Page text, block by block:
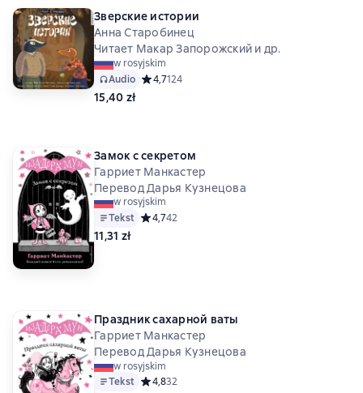
Зверские истории
Анна Старобинец
Читает Макар Запорожский и др.
w rosyjskim
Audio Средний рейтинг 4,7 на основе 124 оценок
4,7124
15,40 zł
Замок с секретом
Гарриет Манкастер
Перевод Дарья Кузнецова
w rosyjskim
Tekst Средний рейтинг 4,7 на основе 42 оценок
4,742
11,31 zł
Праздник сахарной ваты
Гарриет Манкастер
Перевод Дарья Кузнецова
w rosyjskim
Tekst Средний рейтинг 4,8 на основе 32 оценок
4,832